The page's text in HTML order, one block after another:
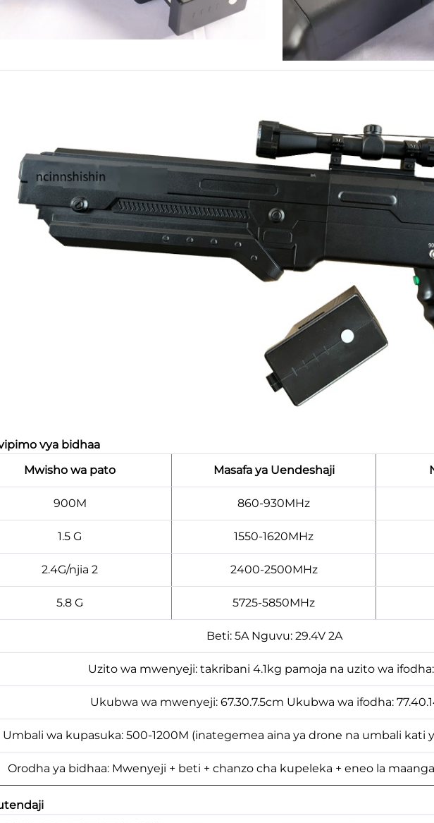
vya bidhaa
Mwisho wa pato
Masafa ya Uendeshaji
900M 860-930MHz
1.5 G 1550-1620MHz
2.4G/njia 2 2400-2500MHz
5.8 G 5725-5850MHz
Beti: 5A Nguvu: 29.4V 2A
Uzito wa mwenyeji: takribani 4.1kg pamoja na uzito wa ifodha:
Ukubwa wa mwenyeji: 67.30.7.5cm Ukubwa wa ifodha:
Umbali wa kupasuka: 500-1200M (inategemea aina ya drone na umbali kati
Orodha ya bidhaa: Mwenyeji + beti + chanzo cha kupeleka + eneo la